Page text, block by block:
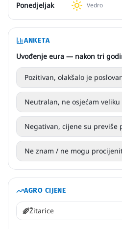
Ponedjeljak
Vedro
ANKETA
Uvođenje eura — nakon tri
Pozitivan, olakšalo je
Neutralan, ne osjećam
Negativan, cijene su previše
Ne znam / ne mogu
AGRO CIJENE
Žitarice